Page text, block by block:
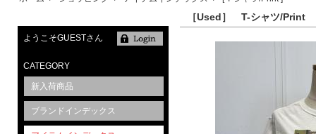
［Used］ T-シャツ/Print
ようこそGUESTさん
CATEGORY
新入荷商品
ブランドインデックス